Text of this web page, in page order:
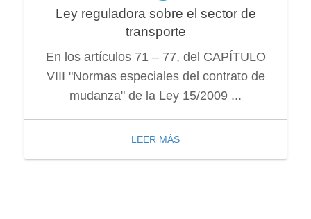
Ley reguladora sobre el sector de
transporte
En los artículos 71 – 77, del CAPÍTULO
VIII "Normas especiales del contrato de
mudanza" de la Ley 15/2009 ...
LEER MÁS